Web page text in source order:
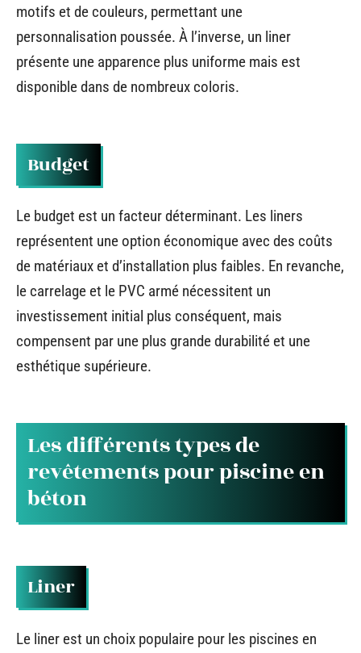
motifs et de couleurs, permettant une
personnalisation poussée. À l’inverse, un liner
présente une apparence plus uniforme mais est
disponible dans de nombreux coloris.
Budget
Le budget est un facteur déterminant. Les liners
représentent une option économique avec des coûts
de matériaux et d’installation plus faibles. En revanche,
le carrelage et le PVC armé nécessitent un
investissement initial plus conséquent, mais
compensent par une plus grande durabilité et une
esthétique supérieure.
Les différents types de
revêtements pour piscine en
béton
Liner
Le liner est un choix populaire pour les piscines en